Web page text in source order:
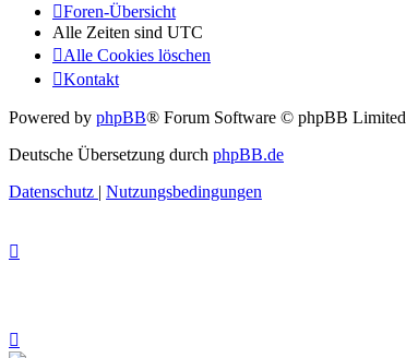
Foren-Übersicht
Alle Zeiten sind UTC
Alle Cookies löschen
Kontakt
Powered by phpBB® Forum Software © phpBB Limited
Deutsche Übersetzung durch phpBB.de
Datenschutz | Nutzungsbedingungen